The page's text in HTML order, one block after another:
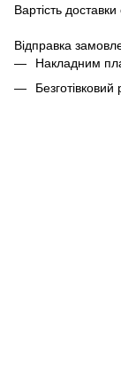
Вартість
Відправка
Накладним